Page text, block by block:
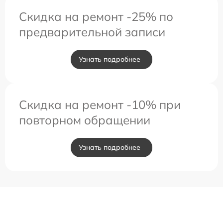
Скидка на ремонт -25% по
предварительной записи
Узнать подробнее
Скидка на ремонт -10% при
повторном обращении
Узнать подробнее